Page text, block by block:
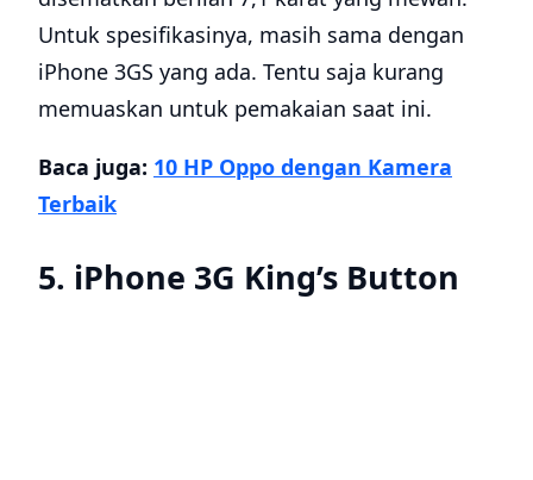
Untuk spesifikasinya, masih sama dengan
iPhone 3GS yang ada. Tentu saja kurang
memuaskan untuk pemakaian saat ini.
Baca juga: 10 HP Oppo dengan Kamera
Terbaik
5. iPhone 3G King’s Button